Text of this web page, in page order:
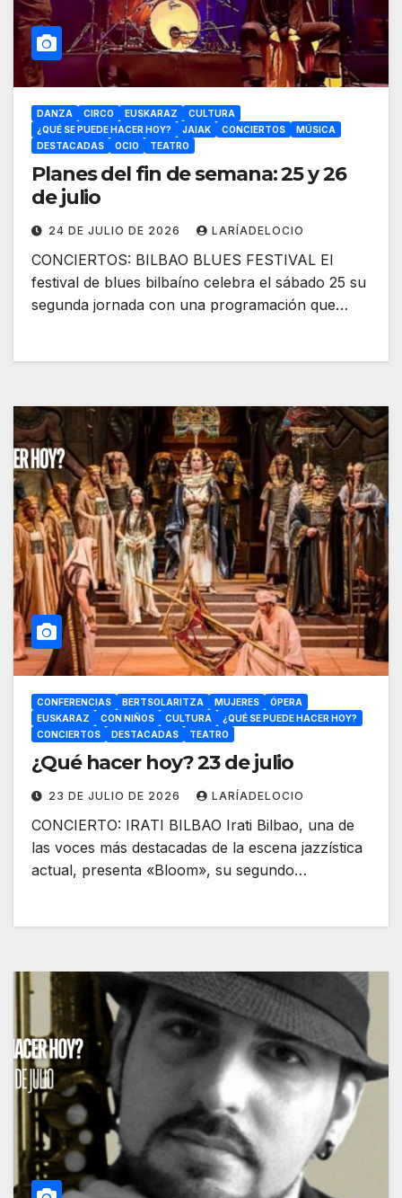
DANZA CIRCO EUSKARAZ
CULTURA
¿QUÉ SE PUEDE HACER HOY?
JAIAK CONCIERTOS
MÚSICA
DESTACADAS
OCIO TEATRO
Planes del fin de semana: 25 y 26
de julio
24 DE JULIO DE 2026 LARÍADELOCIO
CONCIERTOS: BILBAO BLUES FESTIVAL El
festival de blues bilbaíno celebra el sábado 25 su
segunda jornada con una programación que…
CONFERENCIAS BERTSOLARITZA MUJERES
ÓPERA
EUSKARAZ
CON NIÑOS CULTURA
¿QUÉ SE PUEDE HACER HOY?
CONCIERTOS
DESTACADAS TEATRO
¿Qué hacer hoy? 23 de julio
23 DE JULIO DE 2026 LARÍADELOCIO
CONCIERTO: IRATI BILBAO Irati Bilbao, una de
las voces más destacadas de la escena jazzística
actual, presenta «Bloom», su segundo…